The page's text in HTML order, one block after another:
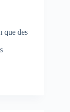
que des